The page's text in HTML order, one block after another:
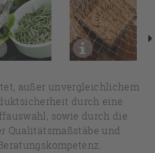
außer unvergleichlichem
durch eine
sowie durch die
Qualitätsmaßstäbe und